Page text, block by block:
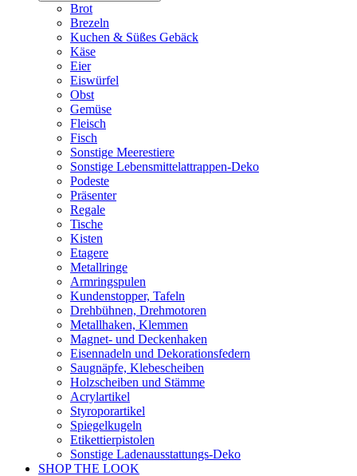
Brot
Brezeln
Kuchen & Süßes Gebäck
Käse
Eier
Eiswürfel
Obst
Gemüse
Fleisch
Fisch
Sonstige Meerestiere
Sonstige Lebensmittelattrappen-Deko
Podeste
Präsenter
Regale
Tische
Kisten
Etagere
Metallringe
Armringspulen
Kundenstopper, Tafeln
Drehbühnen, Drehmotoren
Metallhaken, Klemmen
Magnet- und Deckenhaken
Eisennadeln und Dekorationsfedern
Saugnäpfe, Klebescheiben
Holzscheiben und Stämme
Acrylartikel
Styroporartikel
Spiegelkugeln
Etikettierpistolen
Sonstige Ladenausstattungs-Deko
SHOP THE LOOK